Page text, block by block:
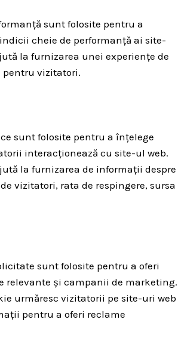
sunt folosite pentru a
cheie de performanță ai site-
la furnizarea unei experiențe de
vizitatori.
sunt folosite pentru a înțelege
interacționează cu site-ul web.
la furnizarea de informații despre
vizitatori, rata de respingere, sursa
sunt folosite pentru a oferi
relevante și campanii de marketing.
urmăresc vizitatorii pe site-uri web
pentru a oferi reclame